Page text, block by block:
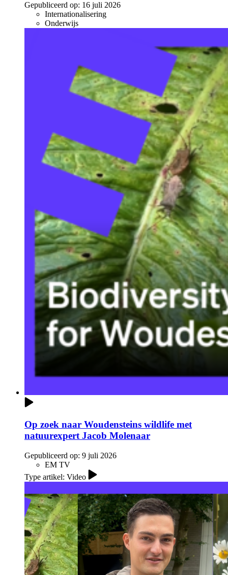
Gepubliceerd op: 16 juli 2026
Internationalisering
Onderwijs
Op zoek naar Woudensteins wildlife met
natuurexpert Jacob Molenaar
Gepubliceerd op: 9 juli 2026
EM TV
Type artikel: Video